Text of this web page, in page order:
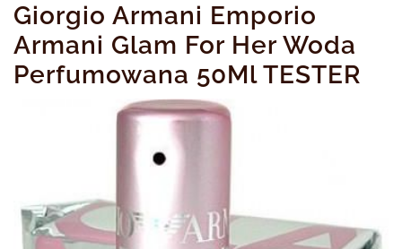
Giorgio Armani Emporio
Armani Glam For Her Woda
Perfumowana 50Ml TESTER